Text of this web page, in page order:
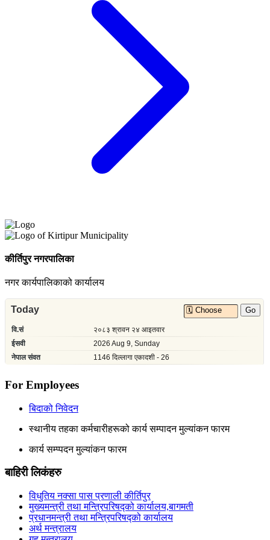
कीर्तिपुर नगरपालिका
नगर कार्यपालिकाको कार्यालय
For Employees
बिदाको निवेदन
स्थानीय तहका कर्मचारीहरूको कार्य सम्पादन मुल्यांकन फारम
कार्य सम्प्पदन मुल्यांकन फारम
बाहिरी लिकंहरु
विधुतिय नक्सा पास प्रणाली कीर्तिपुर
मुख्यमन्त्री तथा मन्त्रिपरिषद्को कार्यालय,बागमती
प्रधानमन्त्री तथा मन्त्रिपरिषद्को कार्यालय
अर्थ मन्त्रालय